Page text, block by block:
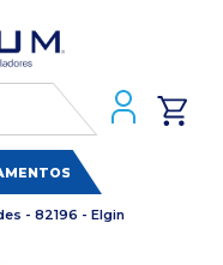
- 82196 - Elgin